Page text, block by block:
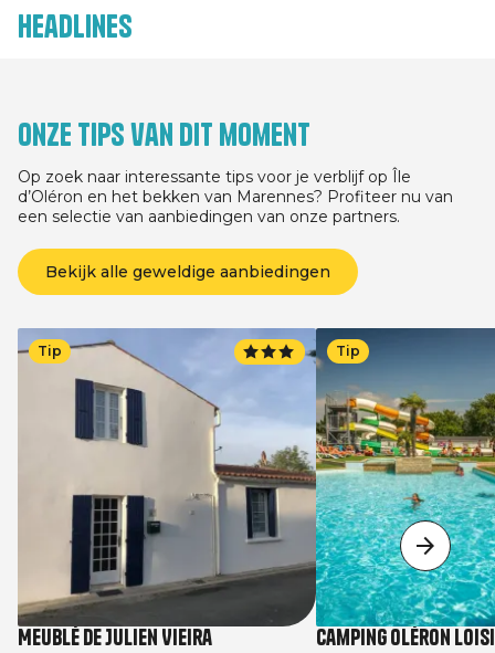
Headlines
Onze tips van dit moment
Op zoek naar interessante tips voor je verblijf op Île
d’Oléron en het bekken van Marennes? Profiteer nu van
een selectie van aanbiedingen van onze partners.
Bekijk alle geweldige aanbiedingen
Tip
Meublé de Julien Vieira
Tip
Camping Oléron